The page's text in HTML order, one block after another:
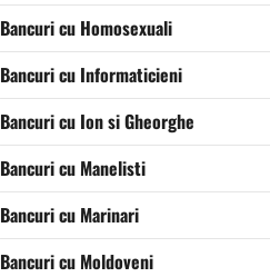
Bancuri cu Homosexuali
Bancuri cu Informaticieni
Bancuri cu Ion si Gheorghe
Bancuri cu Manelisti
Bancuri cu Marinari
Bancuri cu Moldoveni